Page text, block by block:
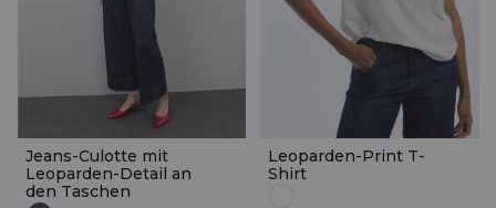
Jeans-Culotte mit
Leoparden-Detail an
den Taschen
Leoparden-Print T-
Shirt